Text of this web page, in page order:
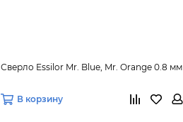
Сверло Essilor Mr. Blue, Mr. Orange 0.8 мм
В корзину